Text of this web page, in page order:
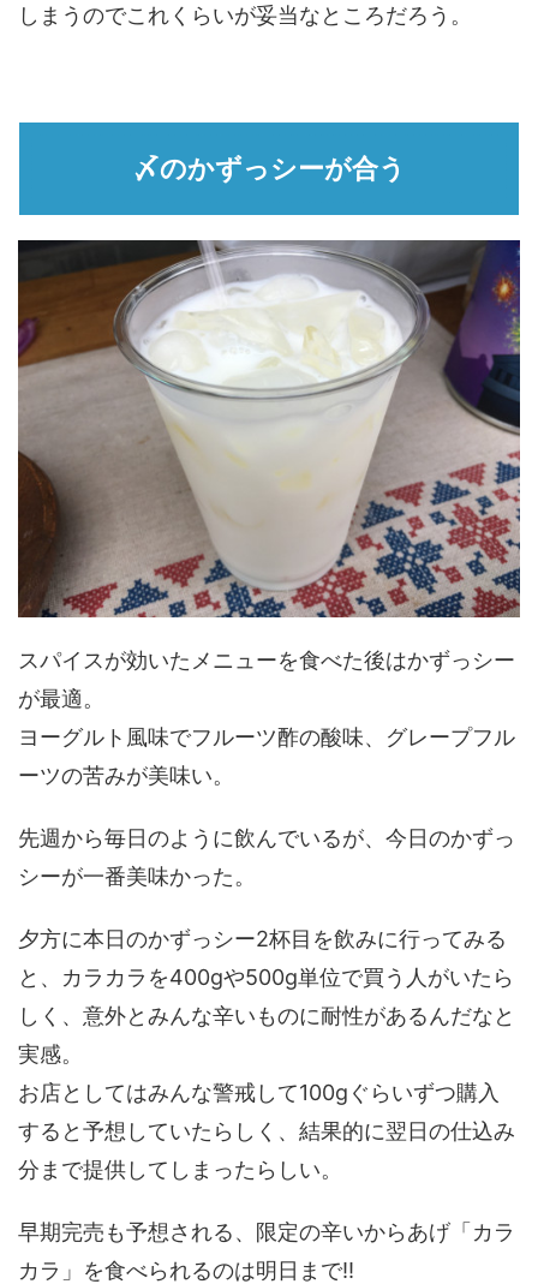
しまうのでこれくらいが妥当なところだろう。
〆のかずっシーが合う
スパイスが効いたメニューを食べた後はかずっシー
が最適。
ヨーグルト風味でフルーツ酢の酸味、グレープフル
ーツの苦みが美味い。
先週から毎日のように飲んでいるが、今日のかずっ
シーが一番美味かった。
夕方に本日のかずっシー2杯目を飲みに行ってみる
と、カラカラを400gや500g単位で買う人がいたら
しく、意外とみんな辛いものに耐性があるんだなと
実感。
お店としてはみんな警戒して100gぐらいずつ購入
すると予想していたらしく、結果的に翌日の仕込み
分まで提供してしまったらしい。
早期完売も予想される、限定の辛いからあげ「カラ
カラ」を食べられるのは明日まで!!